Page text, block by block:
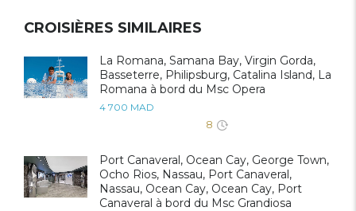
CROISIÈRES SIMILAIRES
La Romana, Samana Bay, Virgin Gorda,
Basseterre, Philipsburg, Catalina Island, La
Romana à bord du Msc Opera
4 700 MAD
8
Port Canaveral, Ocean Cay, George Town,
Ocho Rios, Nassau, Port Canaveral,
Nassau, Ocean Cay, Ocean Cay, Port
Canaveral à bord du Msc Grandiosa